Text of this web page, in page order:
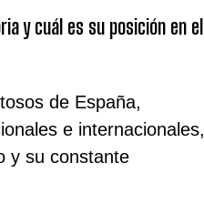
y cuál es su posición en el
de España,
e internacionales,
y su constante